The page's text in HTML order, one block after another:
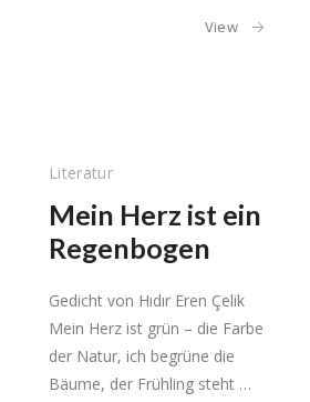
View
Literatur
Mein Herz ist ein
Regenbogen
Gedicht von Hıdır Eren Çelik
Mein Herz ist grün – die Farbe
der Natur, ich begrüne die
Bäume, der Frühling steht …